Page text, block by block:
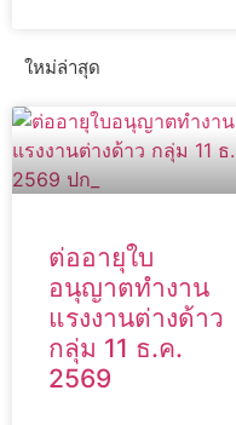
ใหม่ล่าสุด
ต่ออายุใบ
อนุญาตทำงาน
แรงงานต่างด้าว
กลุ่ม 11 ธ.ค.
2569